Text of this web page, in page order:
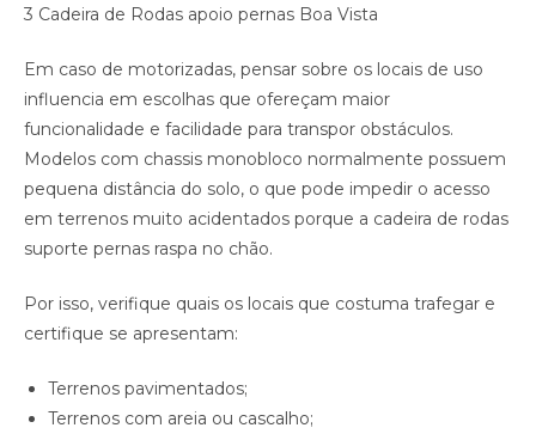
3 Cadeira de Rodas apoio pernas Boa Vista
Em caso de motorizadas, pensar sobre os locais de uso
influencia em escolhas que ofereçam maior
funcionalidade e facilidade para transpor obstáculos.
Modelos com chassis monobloco normalmente possuem
pequena distância do solo, o que pode impedir o acesso
em terrenos muito acidentados porque a cadeira de rodas
suporte pernas raspa no chão.
Por isso, verifique quais os locais que costuma trafegar e
certifique se apresentam:
Terrenos pavimentados;
Terrenos com areia ou cascalho;